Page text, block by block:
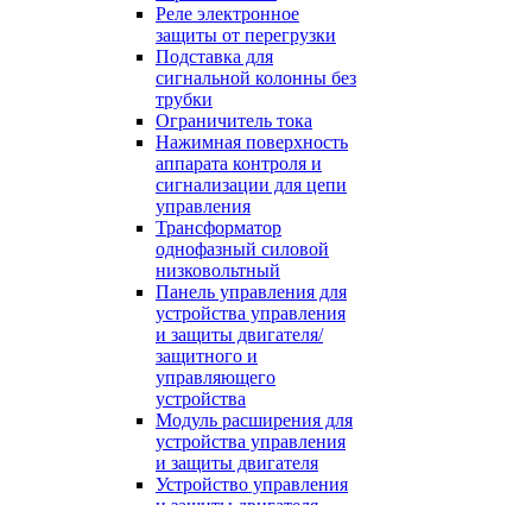
Реле электронное
защиты от перегрузки
Подставка для
сигнальной колонны без
трубки
Ограничитель тока
Нажимная поверхность
аппарата контроля и
сигнализации для цепи
управления
Трансформатор
однофазный силовой
низковольтный
Панель управления для
устройства управления
и защиты двигателя/
защитного и
управляющего
устройства
Модуль расширения для
устройства управления
и защиты двигателя
Устройство управления